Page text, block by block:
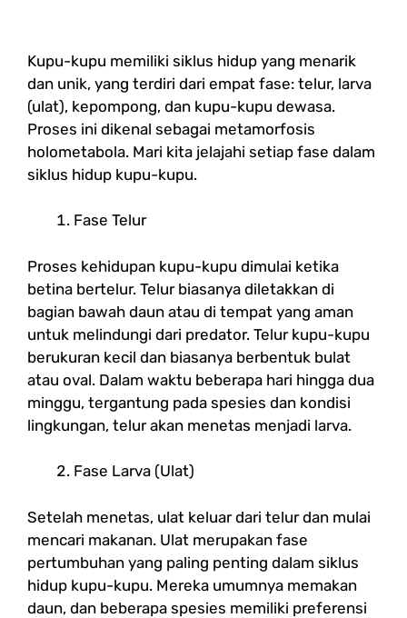
Kupu-kupu memiliki siklus hidup yang menarik
dan unik, yang terdiri dari empat fase: telur, larva
(ulat), kepompong, dan kupu-kupu dewasa.
Proses ini dikenal sebagai metamorfosis
holometabola. Mari kita jelajahi setiap fase dalam
siklus hidup kupu-kupu.
Fase Telur
Proses kehidupan kupu-kupu dimulai ketika
betina bertelur. Telur biasanya diletakkan di
bagian bawah daun atau di tempat yang aman
untuk melindungi dari predator. Telur kupu-kupu
berukuran kecil dan biasanya berbentuk bulat
atau oval. Dalam waktu beberapa hari hingga dua
minggu, tergantung pada spesies dan kondisi
lingkungan, telur akan menetas menjadi larva.
Fase Larva (Ulat)
Setelah menetas, ulat keluar dari telur dan mulai
mencari makanan. Ulat merupakan fase
pertumbuhan yang paling penting dalam siklus
hidup kupu-kupu. Mereka umumnya memakan
daun, dan beberapa spesies memiliki preferensi